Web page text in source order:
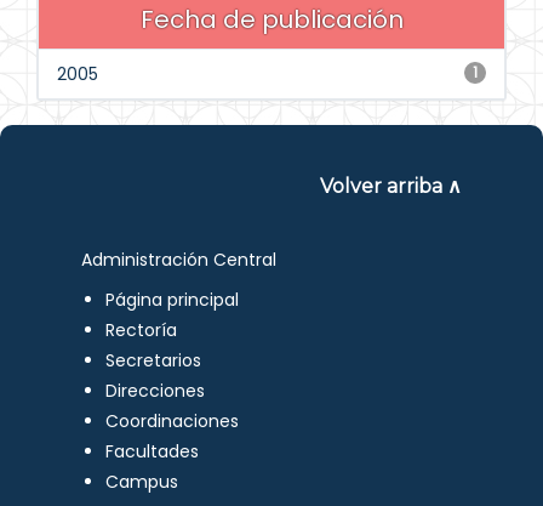
Fecha de publicación
1
2005
Volver arriba ∧
Administración Central
Página principal
Rectoría
Secretarios
Direcciones
Coordinaciones
Facultades
Campus